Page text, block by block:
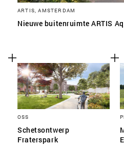
ARTIS, AMSTERDAM
Nieuwe buitenruimte ARTIS
OSS
Schetsontwerp
Fraterspark